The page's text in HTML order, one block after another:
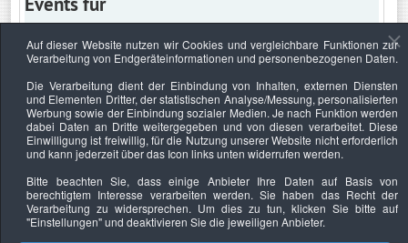
Keine Termine
Datenschutzerklärung Urheberrechtsnachweise Nachhaltigkeit
Copyright © 2026. Bundesverband Deutscher
Sachverständiger und Fachgutachter e.V..
Auf dieser Website nutzen wir Cookies und vergleichbare Funktionen zur
Verarbeitung von Endgeräteinformationen und personenbezogenen Daten.
Die Verarbeitung dient der Einbindung von Inhalten, externen Diensten
und Elementen Dritter, der statistischen Analyse/Messung, personalisierten
Werbung sowie der Einbindung sozialer Medien. Je nach Funktion werden
dabei Daten an Dritte weitergegeben und von diesen verarbeitet. Diese
Einwilligung ist freiwillig, für die Nutzung unserer Website nicht erforderlich
und kann jederzeit über das Icon links unten widerrufen werden.
Bitte beachten Sie, dass einige Anbieter Ihre Daten auf Basis von
berechtigtem Interesse verarbeiten werden. Sie haben das Recht der
Verarbeitung zu widersprechen. Um dies zu tun, klicken Sie bitte auf
"Einstellungen"und deaktivieren Sie die jeweiligen Anbieter.